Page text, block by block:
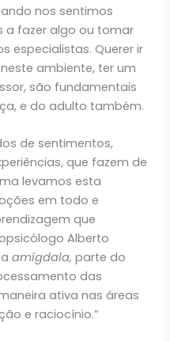
nos sentimos
a fazer algo ou tomar
especialistas. Querer ir
ambiente, ter um
são fundamentais
e do adulto também.
de sentimentos,
que fazem de
levamos esta
em todo e
que
Alberto
aamígdala,parte do
das
ativa nas áreas
e raciocínio.”